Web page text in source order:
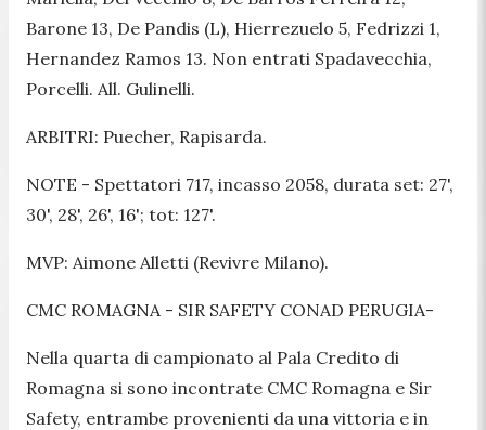
Barone 13, De Pandis (L), Hierrezuelo 5, Fedrizzi 1,
Hernandez Ramos 13. Non entrati Spadavecchia,
Porcelli. All. Gulinelli.
ARBITRI: Puecher, Rapisarda.
NOTE - Spettatori 717, incasso 2058, durata set: 27',
30', 28', 26', 16'; tot: 127'.
MVP: Aimone Alletti (Revivre Milano).
CMC ROMAGNA - SIR SAFETY CONAD PERUGIA-
Nella quarta di campionato al Pala Credito di
Romagna si sono incontrate CMC Romagna e Sir
Safety, entrambe provenienti da una vittoria e in